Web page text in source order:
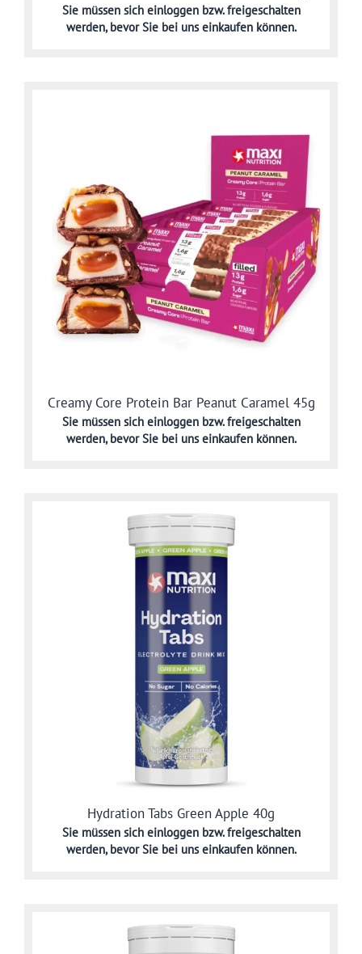
Sie müssen sich einloggen bzw. freigeschalten
werden,bevor Sie bei uns einkaufen können.
Creamy Core Protein Bar Peanut Caramel 45g
Sie müssen sich einloggen bzw. freigeschalten
werden,bevor Sie bei uns einkaufen können.
Hydration Tabs Green Apple 40g
Sie müssen sich einloggen bzw. freigeschalten
werden,bevor Sie bei uns einkaufen können.